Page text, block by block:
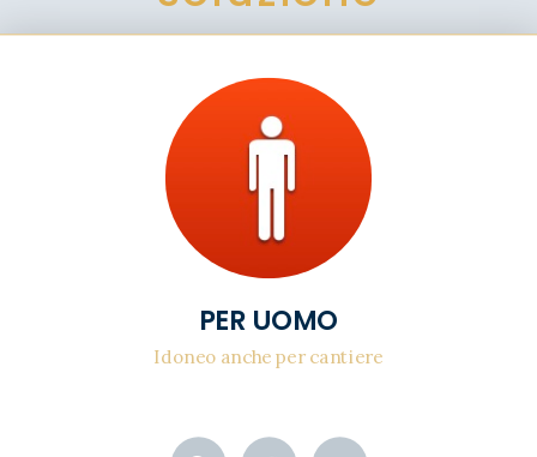
PER UOMO
Idoneo anche per cantiere